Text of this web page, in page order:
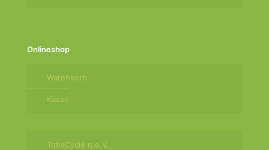
Onlineshop
Warenkorb
Kasse
TobaCycle n.e.V.